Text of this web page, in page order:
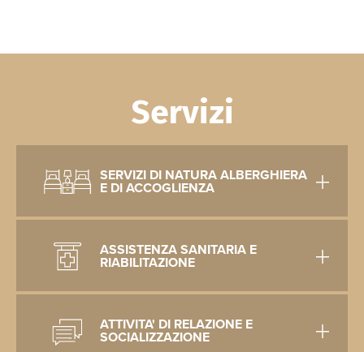
Servizi
SERVIZI DI NATURA ALBERGHIERA
E DI ACCOGLIENZA
ASSISTENZA SANITARIA E
RIABILITAZIONE
ATTIVITA' DI RELAZIONE E
SOCIALIZZAZIONE